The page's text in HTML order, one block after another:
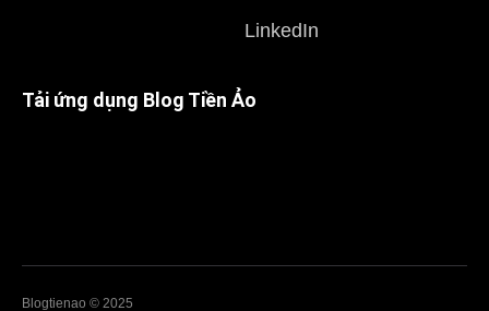
LinkedIn
Tải ứng dụng Blog Tiền Ảo
Blogtienao © 2025